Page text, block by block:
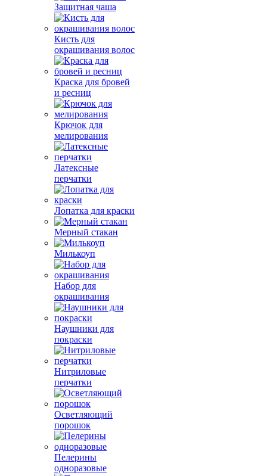
Защитная чаша
Кисть для
окрашивания волос
Краска для бровей
и ресниц
Крючок для
мелирования
Латексные
перчатки
Лопатка для краски
Мерный стакан
Милькоуп
Набор для
окрашивания
Наушники для
покраски
Нитриловые
перчатки
Осветляющий
порошок
Пелерины
одноразовые